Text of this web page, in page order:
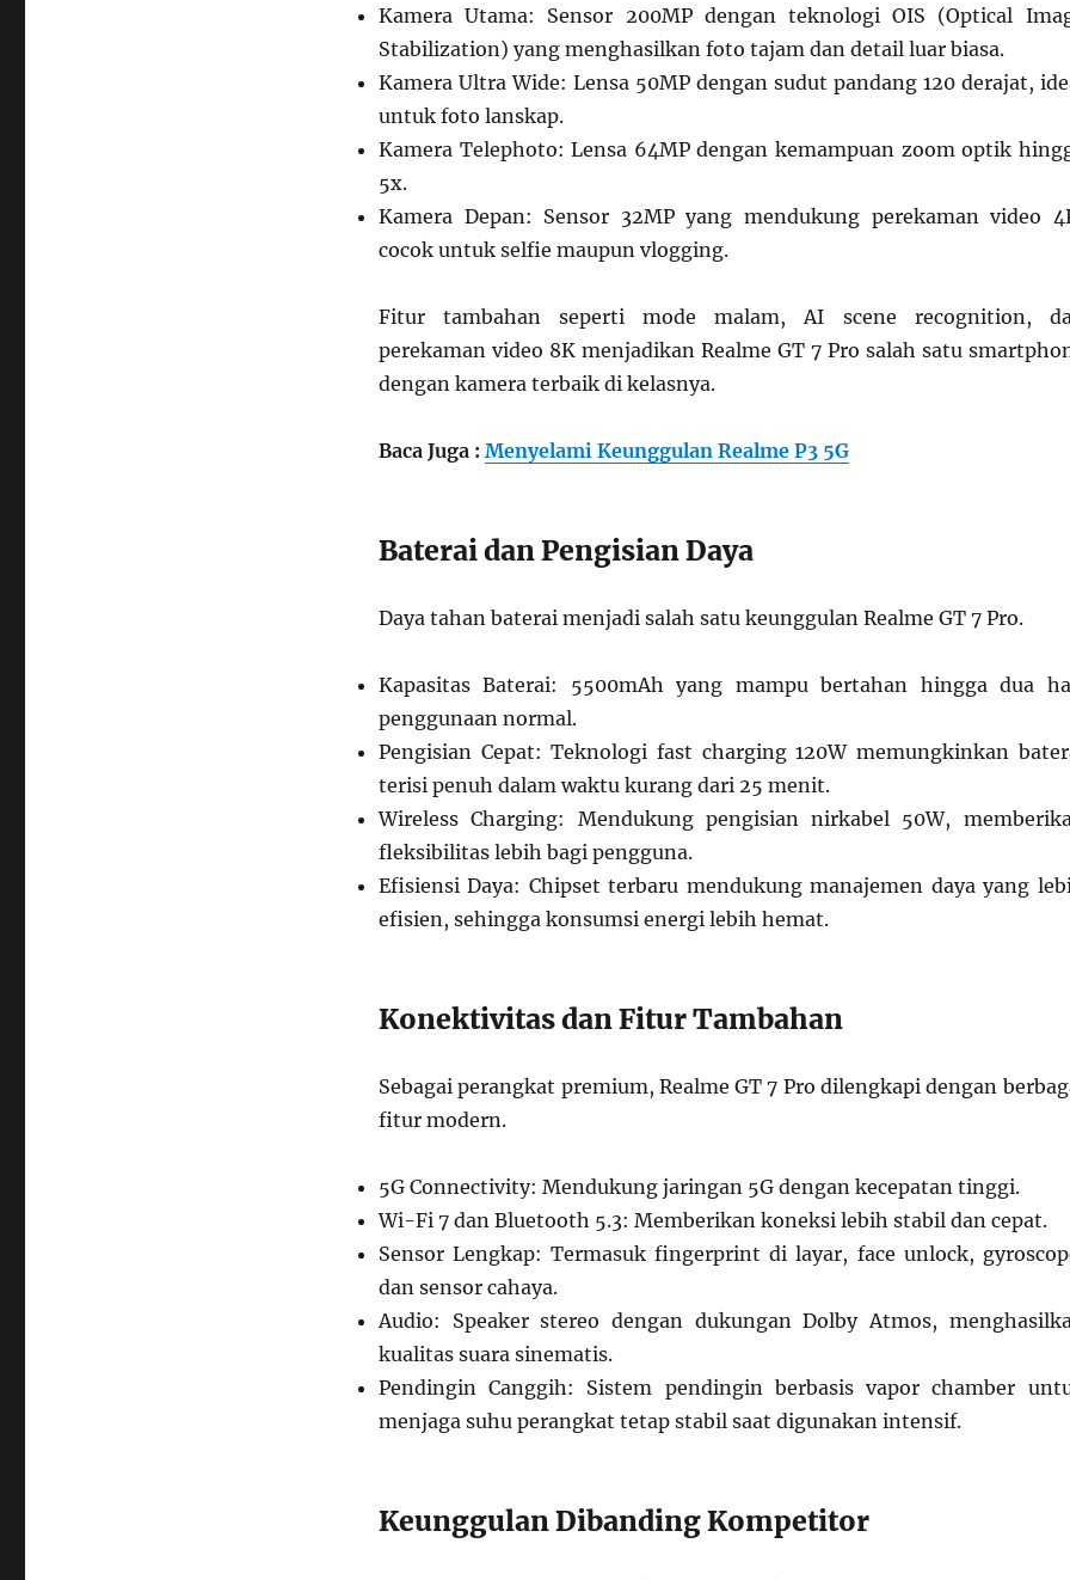
Kamera Utama: Sensor 200MP dengan teknologi OIS (Optical
Stabilization) yang menghasilkan foto tajam dan detail luar biasa.
Kamera Ultra Wide: Lensa 50MP dengan sudut pandang 120 derajat,
untuk foto lanskap.
Kamera Telephoto: Lensa 64MP dengan kemampuan zoom optik
5x.
Kamera Depan: Sensor 32MP yang mendukung perekaman video
cocok untuk selfie maupun vlogging.
Fitur tambahan seperti mode malam, AI scene recognition,
perekaman video 8K menjadikan Realme GT 7 Pro salah satu
dengan kamera terbaik di kelasnya.
Baca Juga : Menyelami Keunggulan Realme P3 5G
Baterai dan Pengisian Daya
Daya tahan baterai menjadi salah satu keunggulan Realme GT 7 Pro.
Kapasitas Baterai: 5500mAh yang mampu bertahan hingga dua
penggunaan normal.
Pengisian Cepat: Teknologi fast charging 120W memungkinkan
terisi penuh dalam waktu kurang dari 25 menit.
Wireless Charging: Mendukung pengisian nirkabel 50W,
fleksibilitas lebih bagi pengguna.
Efisiensi Daya: Chipset terbaru mendukung manajemen daya yang
efisien, sehingga konsumsi energi lebih hemat.
Konektivitas dan Fitur Tambahan
Sebagai perangkat premium, Realme GT 7 Pro dilengkapi dengan
fitur modern.
5G Connectivity: Mendukung jaringan 5G dengan kecepatan tinggi.
Wi-Fi 7 dan Bluetooth 5.3: Memberikan koneksi lebih stabil dan cepat.
Sensor Lengkap: Termasuk fingerprint di layar, face unlock,
dan sensor cahaya.
Audio: Speaker stereo dengan dukungan Dolby Atmos,
kualitas suara sinematis.
Pendingin Canggih: Sistem pendingin berbasis vapor chamber
menjaga suhu perangkat tetap stabil saat digunakan intensif.
Keunggulan Dibanding Kompetitor